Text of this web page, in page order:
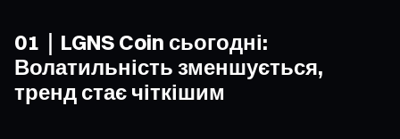
01｜LGNS Coin сьогодні:
Волатильність зменшується,
тренд стає чіткішим